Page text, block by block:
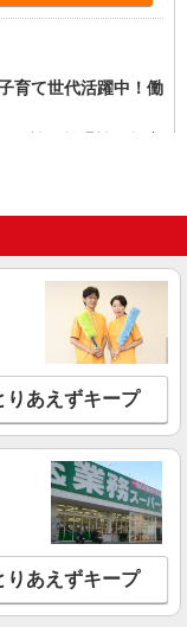
育て世代活躍中！働
験不問)募集♪食事
払い有/週払い有/交
)＞
詳細を見る
ベートも諦めない＊
りあえずキープ
りあえずキープ